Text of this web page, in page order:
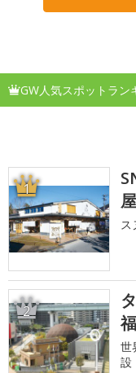
GW人気スポットラン
1
ス
2
世
設